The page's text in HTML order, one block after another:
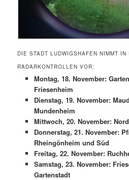
DIE STADT LUDWIGSHAFEN NIMMT
RADARKONTROLLEN VOR:
Montag, 18. November:
Friesenheim
Dienstag, 19. November:
Mundenheim
Mittwoch, 20. November:
Donnerstag, 21. November:
Rheingönheim und Süd
Freitag, 22. November:
Samstag, 23. November:
Gartenstadt